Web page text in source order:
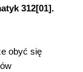
312[01].
obyć się